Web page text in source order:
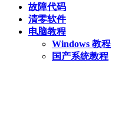
故障代码
清零软件
电脑教程
Windows 教程
国产系统教程